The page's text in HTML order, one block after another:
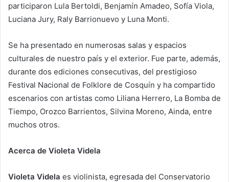
participaron Lula Bertoldi, Benjamín Amadeo, Sofía Viola,
Luciana Jury, Raly Barrionuevo y Luna Monti.
Se ha presentado en numerosas salas y espacios
culturales de nuestro país y el exterior. Fue parte, además,
durante dos ediciones consecutivas, del prestigioso
Festival Nacional de Folklore de Cosquín y ha compartido
escenarios con artistas como Liliana Herrero, La Bomba de
Tiempo, Orozco Barrientos, Silvina Moreno, Ainda, entre
muchos otros.
Acerca de Violeta Videla
Violeta Videla es violinista, egresada del Conservatorio